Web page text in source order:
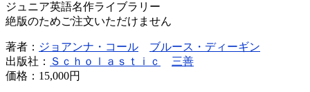
ジュニア英語名作ライブラリー
絶版のためご注文いただけません
著者： ジョアンナ・コール
ブルース・ディーギン
出版社：
Ｓｃｈｏｌａｓｔｉｃ
三善
価格： 15,000円